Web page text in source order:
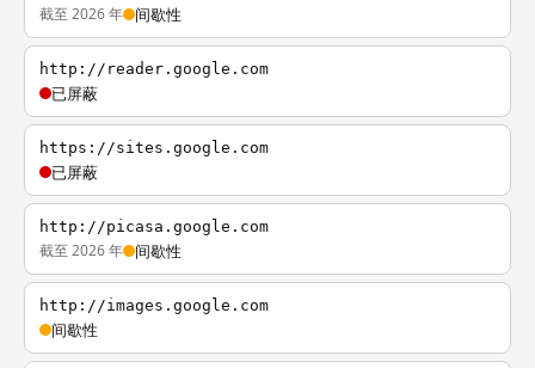
截至 2026 年 间歇性
http://reader.google.com
已屏蔽
https://sites.google.com
已屏蔽
http://picasa.google.com
截至 2026 年 间歇性
http://images.google.com
间歇性